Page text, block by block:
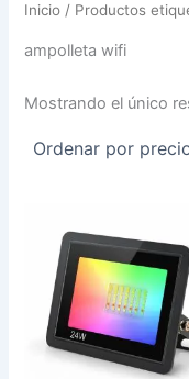
Inicio / Productos
ampolleta wifi
Mostrando el único